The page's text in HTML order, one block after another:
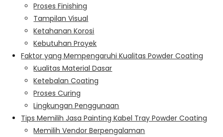
Proses Finishing
Tampilan Visual
Ketahanan Korosi
Kebutuhan Proyek
Faktor yang Mempengaruhi Kualitas Powder Coating
Kualitas Material Dasar
Ketebalan Coating
Proses Curing
Lingkungan Penggunaan
Tips Memilih Jasa Painting Kabel Tray Powder Coating
Memilih Vendor Berpengalaman